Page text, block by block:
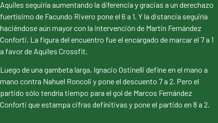
Aquiles seguiría aumentando la diferencia y gracias a un derechazo
fuertísimo de Facundo Rivero pone el 6 a 1. Y la distancia seguiría
haciéndose aún mayor con la intervención de Martin Fernández
Conforti. La figura del encuentro fue el encargado de marcar el 7 a 1
a favor de Aquiles Crossfit.
Luego de una gambeta larga, Ignacio Ostinelli define en el mano a
mano contra Nahuel Roncoli y pone el descuento 7 a 2. Pero el
partido sólo tendría tiempo para el gol de Marcos Fernández
Conforti que estampa cifras definitivas y pone el partido en 8 a 2.